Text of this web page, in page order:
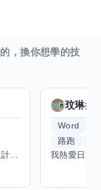
，換你想學的技
玟琳擅
Word
路跑